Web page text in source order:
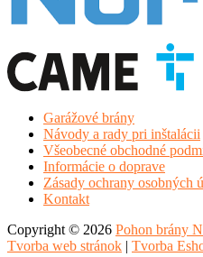
Garážové brány
Návody a rady pri inštalácii
Všeobecné obchodné
Informácie o doprave
Zásady ochrany osobných
Kontakt
Copyright © 2026 Pohon brány
Tvorba web stránok | Tvorba